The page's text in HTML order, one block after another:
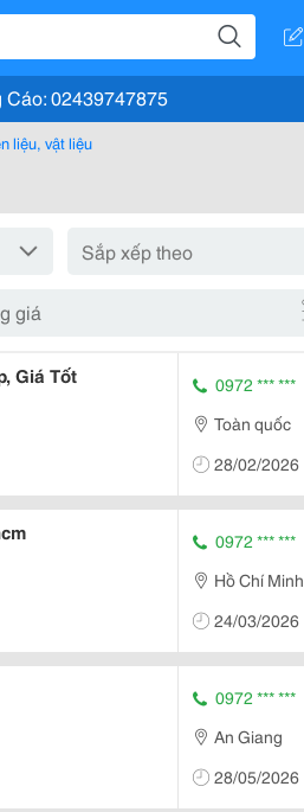
Cáo: 02439747875
liệu, vật liệu
giá
Giá Tốt
0972 *** ***
Toàn quốc
28/02/2026
0972 *** ***
Hồ Chí Minh
24/03/2026
0972 *** ***
An Giang
28/05/2026